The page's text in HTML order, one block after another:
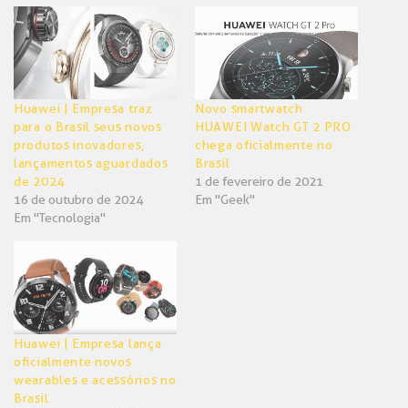
em
nova
janela)
nova
janela)
Huawei | Empresa traz
para o Brasil seus novos
produtos inovadores,
lançamentos aguardados
de 2024
16 de outubro de 2024
Em "Tecnologia"
Novo smartwatch
HUAWEI Watch GT 2 PRO
chega oficialmente no
Brasil
1 de fevereiro de 2021
Em "Geek"
Huawei | Empresa lança
oficialmente novos
wearables e acessórios no
Brasil